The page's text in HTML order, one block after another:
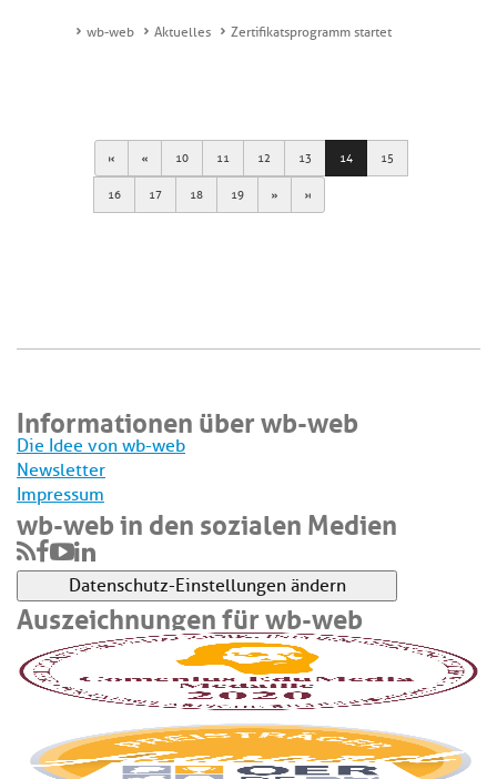
wb-web Aktuelles Zertifikatsprogramm startet
First Previous
10 11 12 13 14 15
16 17 18 19 Next Last
Informationen über wb-web
Die Idee von wb-web
Newsletter
Impressum
wb-web in den sozialen Medien
Datenschutz-Einstellungen ändern
Auszeichnungen für wb-web